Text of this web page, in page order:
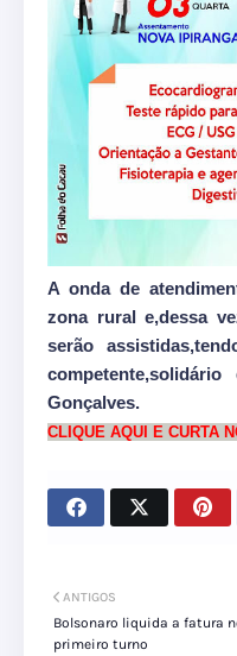
A onda de
zona rural e,dessa
serão
Gonçalves.
CLIQUE AQUI E CURTA
ANTIGOS
Bolsonaro liquida a fatura
primeiro turno